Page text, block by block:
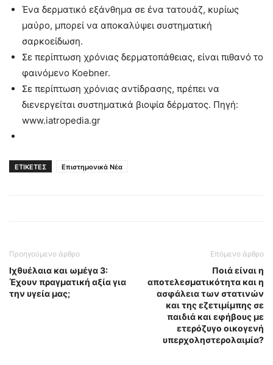
Ένα δερματικό εξάνθημα σε ένα τατουάζ, κυρίως
μαύρο, μπορεί να αποκαλύψει συστηματική
σαρκοείδωση.
Σε περίπτωση χρόνιας δερματοπάθειας, είναι πιθανό το
φαινόμενο Koebner.
Σε περίπτωση χρόνιας αντίδρασης, πρέπει να
διενεργείται συστηματικά βιοψία δέρματος. Πηγή:
www.iatropedia.gr
ΕΤΙΚΕΤΕΣ Επιστημονικά Νέα
Προηγούμενο άρθρο
Ιχθυέλαια και ωμέγα 3:
Έχουν πραγματική αξία για
την υγεία μας;
Επόμενο άρθρο
Ποιά είναι η
αποτελεσματικότητα και η
ασφάλεια των στατινών
και της εζετιμίμπης σε
παιδιά και εφήβους με
ετερόζυγο οικογενή
υπερχοληστερολαιμία?